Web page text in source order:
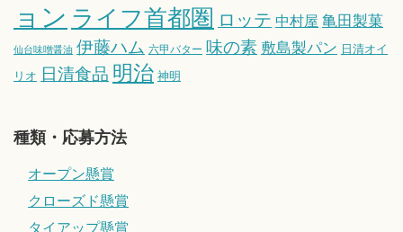
ョン ライフ首都圏 ロッテ 中村屋 亀田製菓
仙台味噌醤油 伊藤ハム 六甲バター 味の素 敷島製パン 日清オイ
リオ 日清食品 明治 神明
種類・応募方法
オープン懸賞
クローズド懸賞
タイアップ懸賞